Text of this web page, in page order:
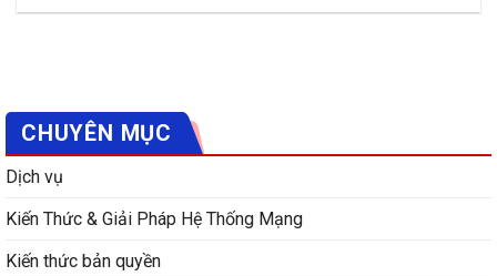
CHUYÊN MỤC
Dịch vụ
Kiến Thức & Giải Pháp Hệ Thống Mạng
Kiến thức bản quyền